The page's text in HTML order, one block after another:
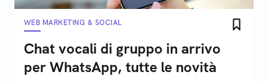
WEB MARKETING & SOCIAL
Chat vocali di gruppo in arrivo
per WhatsApp, tutte le novità